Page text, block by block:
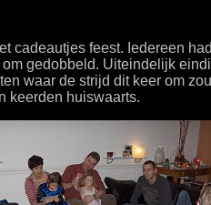
cadeautjes feest. Iedereen
gedobbeld. Uiteindelijk
waar de strijd dit keer om
keerden huiswaarts.